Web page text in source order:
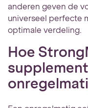
anderen geven de
universeel perfecte
optimale verdeling.
Hoe